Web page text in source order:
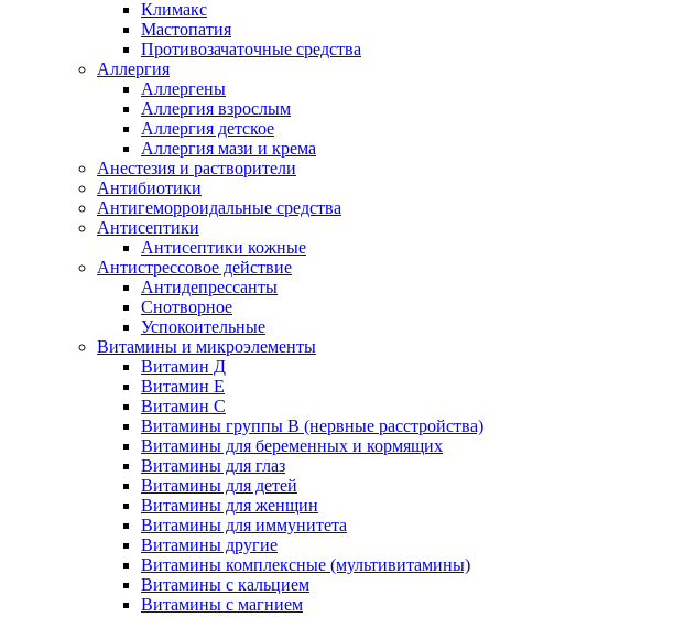
Климакс
Мастопатия
Противозачаточные средства
Аллергия
Аллергены
Аллергия взрослым
Аллергия детское
Аллергия мази и крема
Анестезия и растворители
Антибиотики
Антигеморроидальные средства
Антисептики
Антисептики кожные
Антистрессовое действие
Антидепрессанты
Снотворное
Успокоительные
Витамины и микроэлементы
Витамин Д
Витамин Е
Витамин С
Витамины группы В (нервные расстройства)
Витамины для беременных и кормящих
Витамины для глаз
Витамины для детей
Витамины для женщин
Витамины для иммунитета
Витамины другие
Витамины комплексные (мультивитамины)
Витамины с кальцием
Витамины с магнием